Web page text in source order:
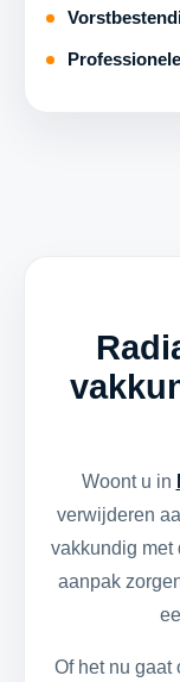
Woont u in
verwijderen
vakkundig met
aanpak
Of het nu gaat